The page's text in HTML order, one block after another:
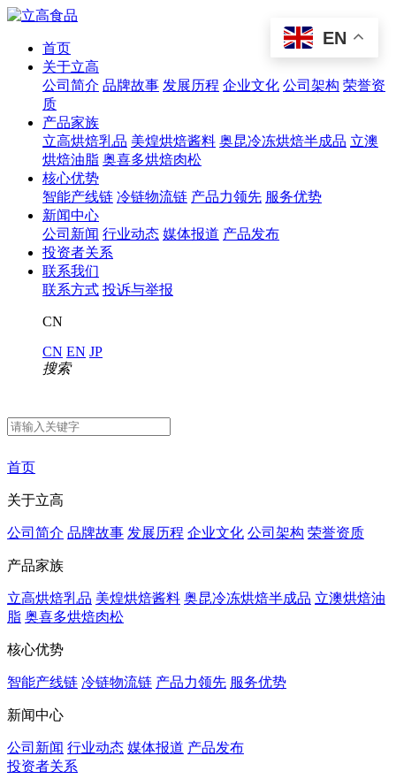
首页
关于立高
公司简介 品牌故事 发展历程 企业文化 公司架构 荣誉资
质
产品家族
立高烘焙乳品 美煌烘焙酱料 奥昆冷冻烘焙半成品 立澳
烘焙油脂 奥喜多烘焙肉松
核心优势
智能产线链 冷链物流链 产品力领先 服务优势
新闻中心
公司新闻 行业动态 媒体报道 产品发布
投资者关系
联系我们
联系方式 投诉与举报
CN
CN EN JP
搜索
首页
关于立高
公司简介 品牌故事 发展历程 企业文化 公司架构 荣誉资质
产品家族
立高烘焙乳品 美煌烘焙酱料 奥昆冷冻烘焙半成品 立澳烘焙油
脂 奥喜多烘焙肉松
核心优势
智能产线链 冷链物流链 产品力领先 服务优势
新闻中心
公司新闻 行业动态 媒体报道 产品发布
投资者关系
EN